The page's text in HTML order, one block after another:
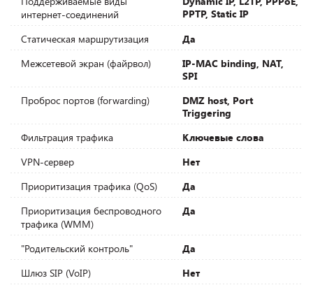
интернет-соединений
PPTP, Static IP
Статическая маршрутизация
Да
Межсетевой экран (файрвол)
IP-MAC binding, NAT,
SPI
Проброс портов (forwarding)
DMZ host, Port
Triggering
Фильтрация трафика
Ключевые слова
VPN-сервер
Нет
Приоритизация трафика (QoS)
Да
Приоритизация беспроводного
трафика (WMM)
Да
"Родительский контроль"
Да
Шлюз SIP (VoIP)
Нет